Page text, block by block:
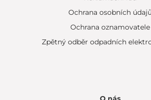
Ochrana osobních údajů
Ochrana oznamovatele
Zpětný odběr odpadních